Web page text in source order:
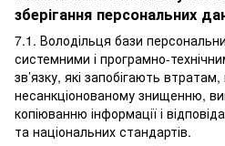
зберігання персональних
7.1. Володільця бази
системними і програмно-
зв’язку, які запобігають
несанкціонованому знищенню,
копіюванню інформації і
та національних стандартів.